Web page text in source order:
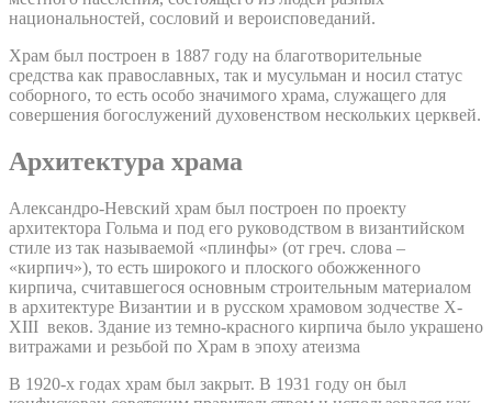
национальностей, сословий и вероисповеданий.
Храм был построен в 1887 году на благотворительные
средства как православных, так и мусульман и носил статус
соборного, то есть особо значимого храма, служащего для
совершения богослужений духовенством нескольких церквей.
Архитектура храма
Александро-Невский храм был построен по проекту
архитектора Гольма и под его руководством в византийском
стиле из так называемой «плинфы» (от греч. слова –
«кирпич»), то есть широкого и плоского обожженного
кирпича, считавшегося основным строительным материалом
в архитектуре Византии и в русском храмовом зодчестве X-
XIII веков. Здание из темно-красного кирпича было украшено
витражами и резьбой по Храм в эпоху атеизма
В 1920-х годах храм был закрыт. В 1931 году он был